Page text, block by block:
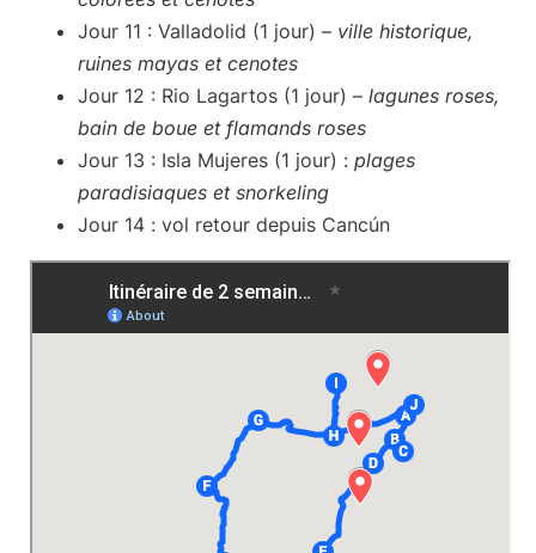
Jour 11 : Valladolid (1 jour) – ville historique,
ruines mayas et cenotes
Jour 12 : Rio Lagartos (1 jour) – lagunes roses,
bain de boue et flamands roses
Jour 13 : Isla Mujeres (1 jour) : plages
paradisiaques et snorkeling
Jour 14 : vol retour depuis Cancún